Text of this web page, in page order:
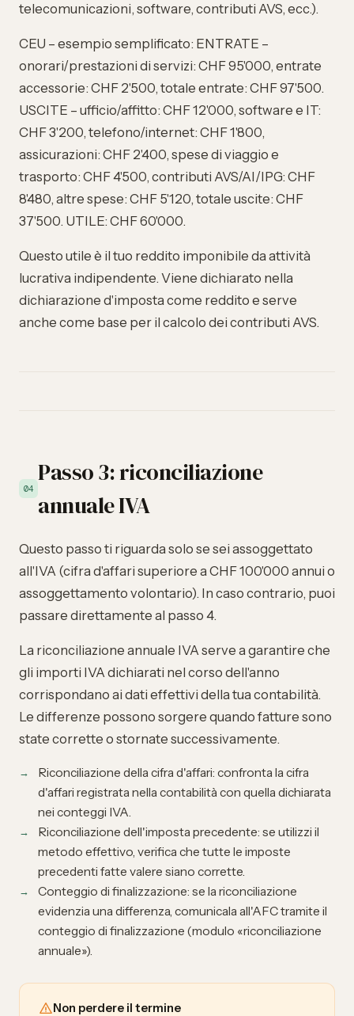
telecomunicazioni, software, contributi AVS, ecc.).
CEU – esempio semplificato: ENTRATE –
onorari/prestazioni di servizi: CHF 95'000, entrate
accessorie: CHF 2'500, totale entrate: CHF 97'500.
USCITE – ufficio/affitto: CHF 12'000, software e IT:
CHF 3'200, telefono/internet: CHF 1'800,
assicurazioni: CHF 2'400, spese di viaggio e
trasporto: CHF 4'500, contributi AVS/AI/IPG: CHF
8'480, altre spese: CHF 5'120, totale uscite: CHF
37'500. UTILE: CHF 60'000.
Questo utile è il tuo reddito imponibile da attività
lucrativa indipendente. Viene dichiarato nella
dichiarazione d'imposta come reddito e serve
anche come base per il calcolo dei contributi AVS.
04
Passo 3: riconciliazione
annuale IVA
Questo passo ti riguarda solo se sei assoggettato
all'IVA (cifra d'affari superiore a CHF 100'000 annui o
assoggettamento volontario). In caso contrario, puoi
passare direttamente al passo 4.
La riconciliazione annuale IVA serve a garantire che
gli importi IVA dichiarati nel corso dell'anno
corrispondano ai dati effettivi della tua contabilità.
Le differenze possono sorgere quando fatture sono
state corrette o stornate successivamente.
Riconciliazione della cifra d'affari: confronta la cifra
d'affari registrata nella contabilità con quella dichiarata
nei conteggi IVA.
Riconciliazione dell'imposta precedente: se utilizzi il
metodo effettivo, verifica che tutte le imposte
precedenti fatte valere siano corrette.
Conteggio di finalizzazione: se la riconciliazione
evidenzia una differenza, comunicala all'AFC tramite il
conteggio di finalizzazione (modulo «riconciliazione
annuale»).
Non perdere il termine